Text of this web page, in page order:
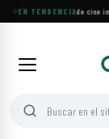
EN TENDENCIA
Cuatro festivales de cine